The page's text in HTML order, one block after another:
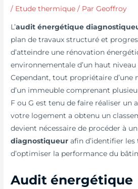
/ Etude thermique / ParGeoffroy
L’audit énergétique
plan de travaux structuré et
d’atteindre une rénovation
environnementale d’un haut
Cependant, tout propriétaire d’une
d’un immeuble comprenant
F ou G est tenu de faire réaliser un
votre logement a obtenu un
devient nécessaire de procéder à
diagnostiqueurafin d’identifier
d’optimiser la performance du
Audit énergétique